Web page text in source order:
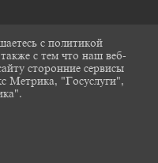
с политикой
с тем что наш веб-
сторонние сервисы
Метрика, "Госуслуги",